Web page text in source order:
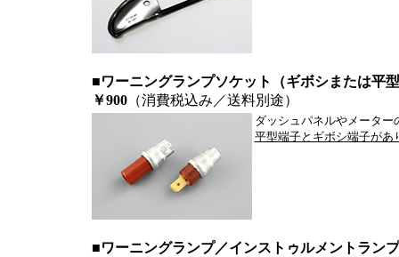
■ワーニングランプソケット（ギボシまたは平
￥900（消費税込み／送料別途）
ダッシュパネルやメータ
平型端子とギボシ端子があ
■ワーニングランプ／インストゥルメントラン